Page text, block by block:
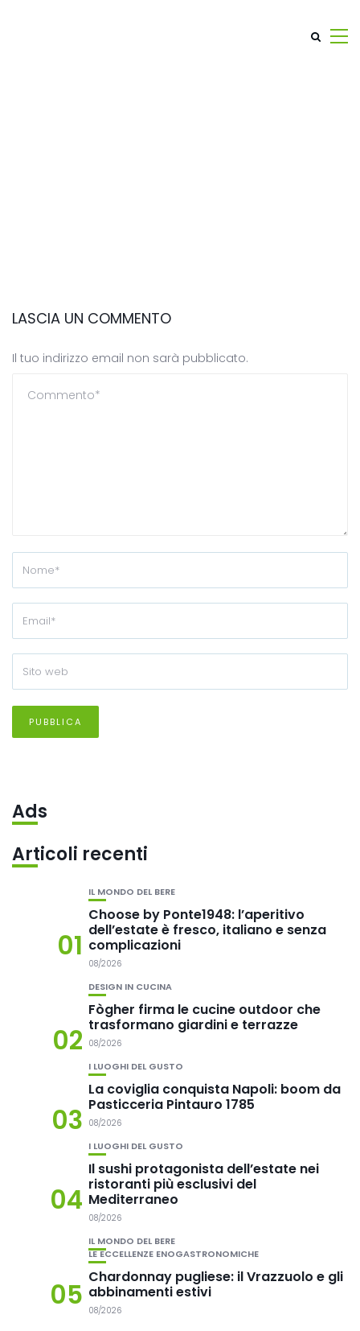
LASCIA UN COMMENTO
Il tuo indirizzo email non sarà pubblicato.
Ads
Articoli recenti
01
IL MONDO DEL BERE
Choose by Ponte1948: l’aperitivo
dell’estate è fresco, italiano e senza
complicazioni
08/2026
02
DESIGN IN CUCINA
Fògher firma le cucine outdoor che
trasformano giardini e terrazze
08/2026
03
I LUOGHI DEL GUSTO
La coviglia conquista Napoli: boom da
Pasticceria Pintauro 1785
08/2026
04
I LUOGHI DEL GUSTO
Il sushi protagonista dell’estate nei
ristoranti più esclusivi del
Mediterraneo
08/2026
05
IL MONDO DEL BERE
LE ECCELLENZE ENOGASTRONOMICHE
Chardonnay pugliese: il Vrazzuolo e gli
abbinamenti estivi
08/2026